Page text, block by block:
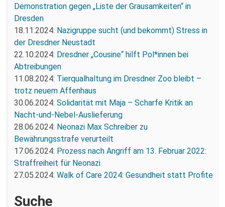
Demonstration gegen „Liste der Grausamkeiten“ in
Dresden
18.11.2024: Nazigruppe sucht (und bekommt) Stress in
der Dresdner Neustadt
22.10.2024: Dresdner „Cousine“ hilft Pol*innen bei
Abtreibungen
11.08.2024: Tierqualhaltung im Dresdner Zoo bleibt –
trotz neuem Affenhaus
30.06.2024: Solidarität mit Maja – Scharfe Kritik an
Nacht-und-Nebel-Auslieferung
28.06.2024: Neonazi Max Schreiber zu
Bewährungsstrafe verurteilt
17.06.2024: Prozess nach Angriff am 13. Februar 2022:
Straffreiheit für Neonazi
27.05.2024: Walk of Care 2024: Gesundheit statt Profite
Suche